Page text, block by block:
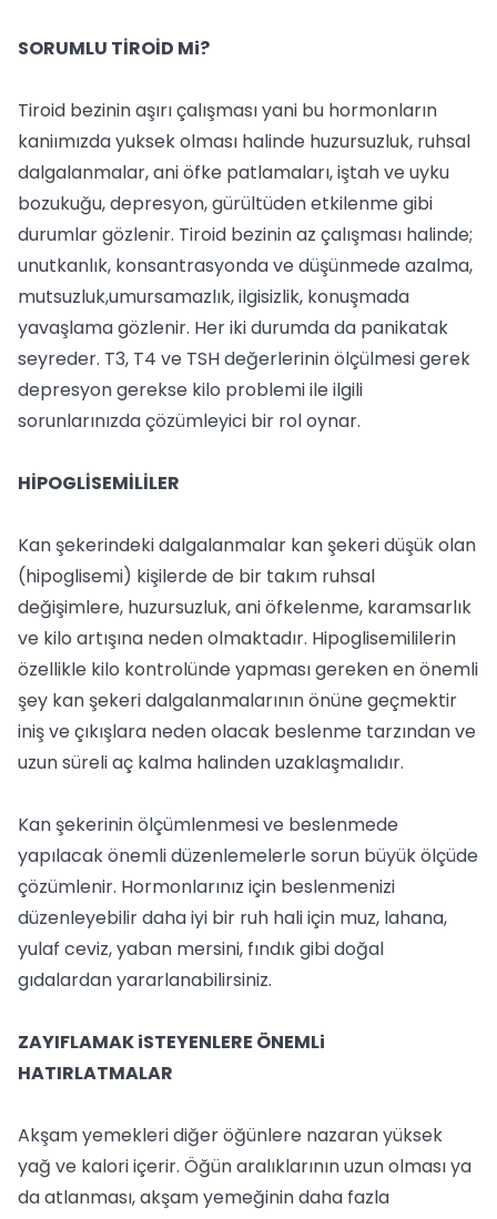
SORUMLU TİROİD Mi?
Tiroid bezinin aşırı çalışması yani bu hormonların
kaniımızda yuksek olması halinde huzursuzluk, ruhsal
dalgalanmalar, ani öfke patlamaları, iştah ve uyku
bozukuğu, depresyon, gürültüden etkilenme gibi
durumlar gözlenir. Tiroid bezinin az çalışması halinde;
unutkanlık, konsantrasyonda ve düşünmede azalma,
mutsuzluk,umursamazlık, ilgisizlik, konuşmada
yavaşlama gözlenir. Her iki durumda da panikatak
seyreder. T3, T4 ve TSH değerlerinin ölçülmesi gerek
depresyon gerekse kilo problemi ile ilgili
sorunlarınızda çözümleyici bir rol oynar.
HİPOGLİSEMİLİLER
Kan şekerindeki dalgalanmalar kan şekeri düşük olan
(hipoglisemi) kişilerde de bir takım ruhsal
değişimlere, huzursuzluk, ani öfkelenme, karamsarlık
ve kilo artışına neden olmaktadır. Hipoglisemililerin
özellikle kilo kontrolünde yapması gereken en önemli
şey kan şekeri dalgalanmalarının önüne geçmektir
iniş ve çıkışlara neden olacak beslenme tarzından ve
uzun süreli aç kalma halinden uzaklaşmalıdır.
Kan şekerinin ölçümlenmesi ve beslenmede
yapılacak önemli düzenlemelerle sorun büyük ölçüde
çözümlenir. Hormonlarınız için beslenmenizi
düzenleyebilir daha iyi bir ruh hali için muz, lahana,
yulaf ceviz, yaban mersini, fındık gibi doğal
gıdalardan yararlanabilirsiniz.
ZAYIFLAMAK iSTEYENLERE ÖNEMLi
HATIRLATMALAR
Akşam yemekleri diğer öğünlere nazaran yüksek
yağ ve kalori içerir. Öğün aralıklarının uzun olması ya
da atlanması, akşam yemeğinin daha fazla